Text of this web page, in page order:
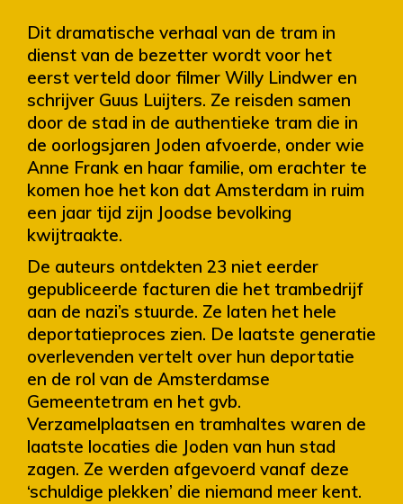
Dit dramatische verhaal van de tram in
dienst van de bezetter wordt voor het
eerst verteld door filmer Willy Lindwer en
schrijver Guus Luijters. Ze reisden samen
door de stad in de authentieke tram die in
de oorlogsjaren Joden afvoerde, onder wie
Anne Frank en haar familie, om erachter te
komen hoe het kon dat Amsterdam in ruim
een jaar tijd zijn Joodse bevolking
kwijtraakte.
De auteurs ontdekten 23 niet eerder
gepubliceerde facturen die het trambedrijf
aan de nazi’s stuurde. Ze laten het hele
deportatieproces zien. De laatste generatie
overlevenden vertelt over hun deportatie
en de rol van de Amsterdamse
Gemeentetram en het gvb.
Verzamelplaatsen en tramhaltes waren de
laatste locaties die Joden van hun stad
zagen. Ze werden afgevoerd vanaf deze
‘schuldige plekken’ die niemand meer kent.